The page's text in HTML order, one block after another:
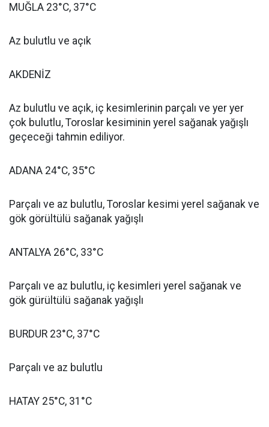
MUĞLA 23°C, 37°C
Az bulutlu ve açık
AKDENİZ
Az bulutlu ve açık, iç kesimlerinin parçalı ve yer yer
çok bulutlu, Toroslar kesiminin yerel sağanak yağışlı
geçeceği tahmin ediliyor.
ADANA 24°C, 35°C
Parçalı ve az bulutlu, Toroslar kesimi yerel sağanak ve
gök görültülü sağanak yağışlı
ANTALYA 26°C, 33°C
Parçalı ve az bulutlu, iç kesimleri yerel sağanak ve
gök gürültülü sağanak yağışlı
BURDUR 23°C, 37°C
Parçalı ve az bulutlu
HATAY 25°C, 31°C